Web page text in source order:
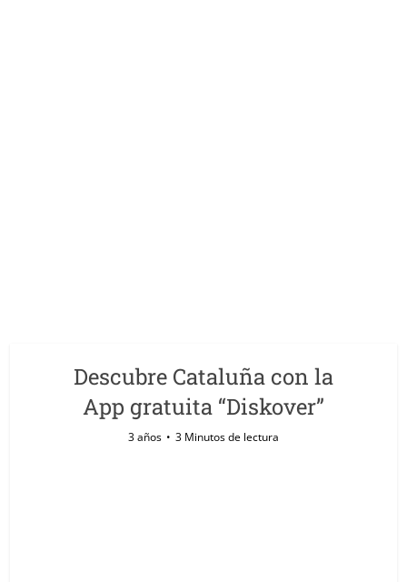
Descubre Cataluña con la
App gratuita “Diskover”
3 años 3 Minutos de lectura